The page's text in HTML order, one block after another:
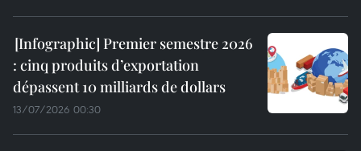
Premier semestre 2026
: cinq produits d’exportation
dépassent 10 milliards de dollars
13/07/2026 00:30